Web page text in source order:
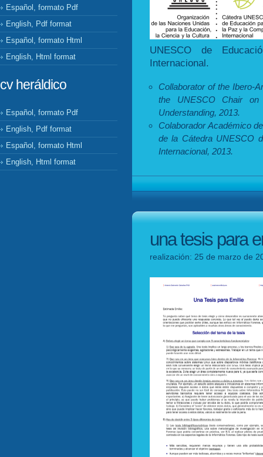
Español, formato Pdf
English, Pdf format
Español, formato Html
English, Html format
cv heráldico
Español, formato Pdf
English, Pdf format
Español, formato Html
English, Html format
UNESCO de
Internacional.
Collaborator of the Ibero-
the UNESCO Chair on
Understanding, 2013.
Colaborador Académico
de la Cátedra UNESCO
Internacional, 2013.
una tesis para
realización: 25 de marzo de